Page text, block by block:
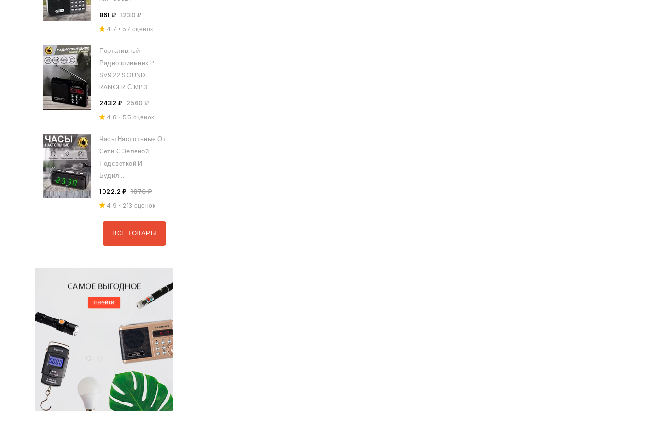
861 ₽ 1230 ₽
4.7 • 57 оценок
Портативный
Радиоприемник PF-
SV922 SOUND
RANGER С MP3
2432 ₽ 2560 ₽
4.8 • 55 оценок
Часы Настольные От
Сети С Зеленой
Подсветкой И
Будил...
1022.2 ₽ 1076 ₽
4.9 • 213 оценок
ВСЕ ТОВАРЫ